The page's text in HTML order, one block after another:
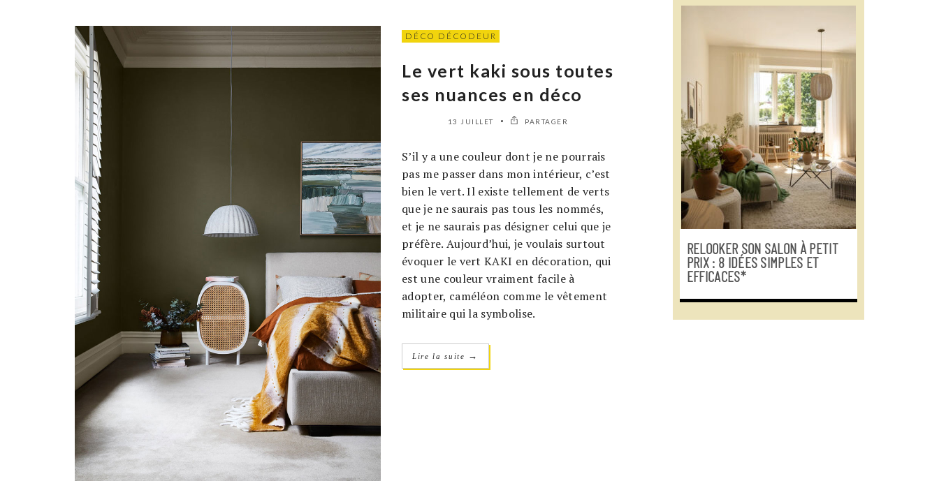
DÉCO DÉCODEUR
Le vert kaki sous toutes
ses nuances en déco
13 JUILLET PARTAGER
S’il y a une couleur dont je ne pourrais
pas me passer dans mon intérieur, c’est
bien le vert. Il existe tellement de verts
que je ne saurais pas tous les nommés,
et je ne saurais pas désigner celui que je
préfère. Aujourd’hui, je voulais surtout
évoquer le vert KAKI en décoration, qui
est une couleur vraiment facile à
adopter, caméléon comme le vêtement
militaire qui la symbolise.
Lire la suite →
RELOOKER SON SALON À PETIT
PRIX : 8 IDÉES SIMPLES ET
EFFICACES*